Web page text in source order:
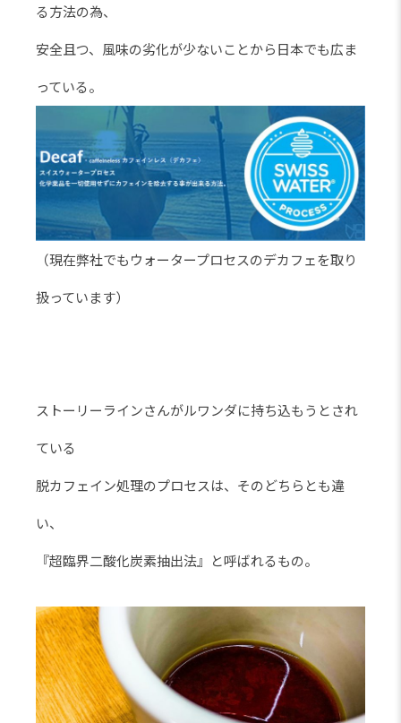
る方法の為、
安全且つ、風味の劣化が少ないことから日本でも広ま
っている。
（現在弊社でもウォータープロセスのデカフェを取り
扱っています）
ストーリーラインさんがルワンダに持ち込もうとされ
ている
脱カフェイン処理のプロセスは、そのどちらとも違
い、
『超臨界二酸化炭素抽出法』と呼ばれるもの。